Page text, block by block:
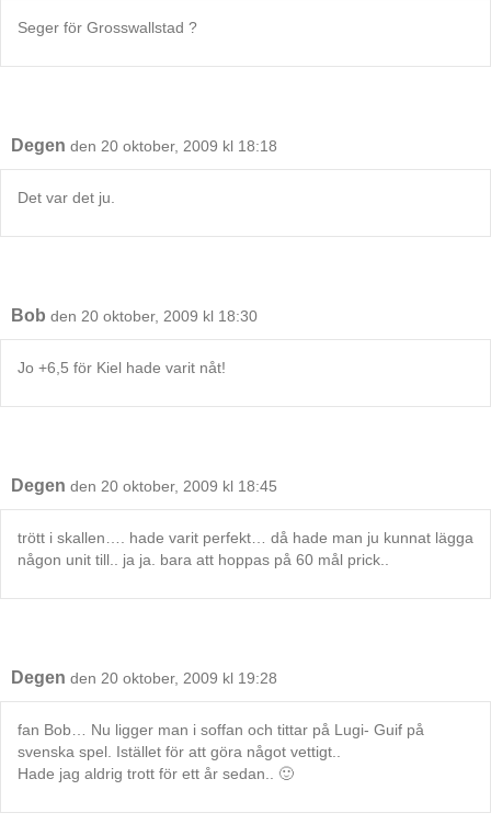
Seger för Grosswallstad ?
Degen den 20 oktober, 2009 kl 18:18
Det var det ju.
Bob den 20 oktober, 2009 kl 18:30
Jo +6,5 för Kiel hade varit nåt!
Degen den 20 oktober, 2009 kl 18:45
trött i skallen…. hade varit perfekt… då hade man ju kunnat lägga
någon unit till.. ja ja. bara att hoppas på 60 mål prick..
Degen den 20 oktober, 2009 kl 19:28
fan Bob… Nu ligger man i soffan och tittar på Lugi- Guif på
svenska spel. Istället för att göra något vettigt..
Hade jag aldrig trott för ett år sedan.. 🙂